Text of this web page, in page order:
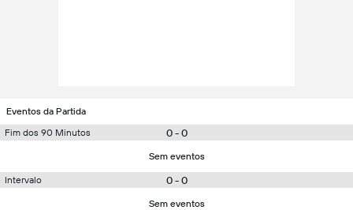
Eventos da Partida
Fim dos 90 Minutos
0 - 0
Sem eventos
Intervalo 0 - 0
Sem eventos